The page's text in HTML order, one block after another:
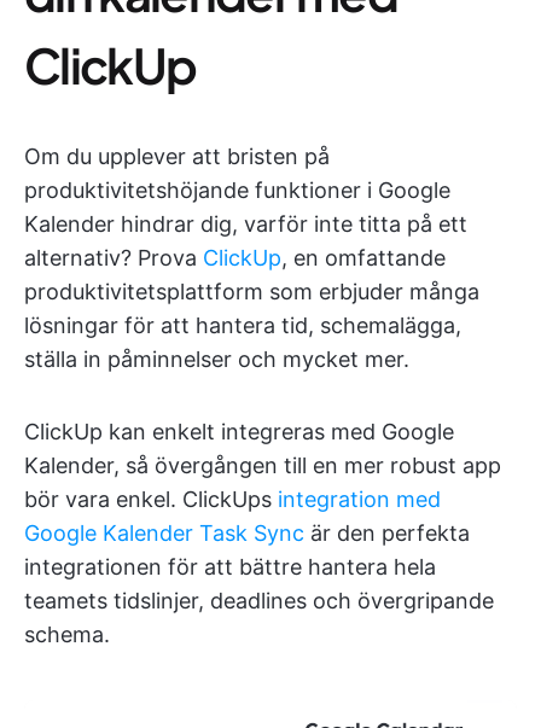
ClickUp
Om du upplever att bristen på
produktivitetshöjande funktioner i Google
Kalender hindrar dig, varför inte titta på ett
alternativ? Prova ClickUp, en omfattande
produktivitetsplattform som erbjuder många
lösningar för att hantera tid, schemalägga,
ställa in påminnelser och mycket mer.
ClickUp kan enkelt integreras med Google
Kalender, så övergången till en mer robust app
bör vara enkel. ClickUps integration med
Google Kalender Task Sync är den perfekta
integrationen för att bättre hantera hela
teamets tidslinjer, deadlines och övergripande
schema.